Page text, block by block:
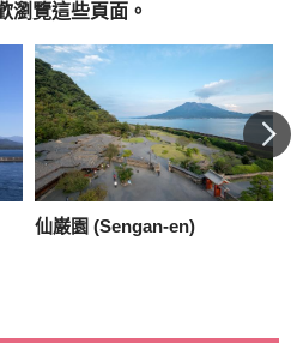
瀏覽這些頁面。
仙巌園 (Sengan-en)